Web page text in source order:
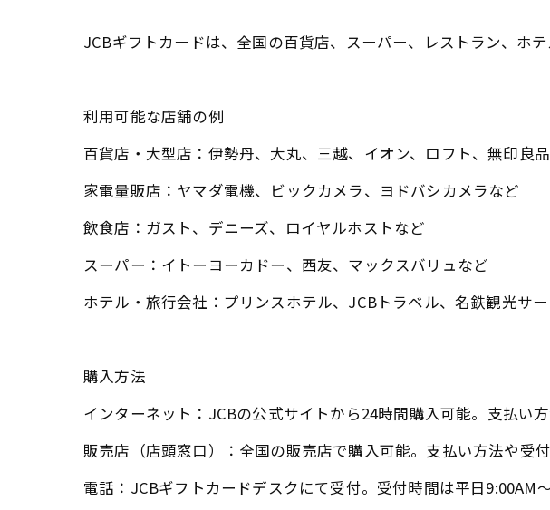
JCBギフトカードは、全国の百貨店、スーパー、レストラン、ホ
利用可能な店舗の例
百貨店・大型店：​伊勢丹、大丸、三越、イオン、ロフト、無印良
家電量販店：​ヤマダ電機、ビックカメラ、ヨドバシカメラなど​
飲食店：​ガスト、デニーズ、ロイヤルホストなど​
スーパー：​イトーヨーカドー、西友、マックスバリュなど​
ホテル・旅行会社：​プリンスホテル、JCBトラベル、名鉄観光サー
購入方法
インターネット：​JCBの公式サイトから24時間購入可能。支払い
販売店（店頭窓口）：​全国の販売店で購入可能。支払い方法や受
電話：​JCBギフトカードデスクにて受付。受付時間は平日9:00AM